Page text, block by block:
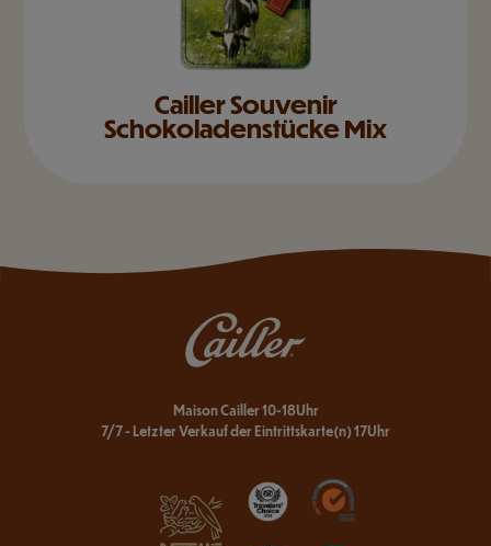
Cailler Souvenir
Schokoladenstücke Mix
Maison Cailler 10-18Uhr
7/7 - Letzter Verkauf der Eintrittskarte(n) 17Uhr